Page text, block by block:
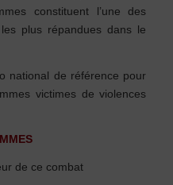
constituent l’une des
plus répandues dans le
national de référence pour
victimes de violences
de ce combat